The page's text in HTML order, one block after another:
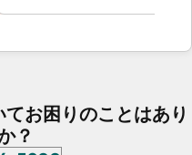
お困りのことはあり
？